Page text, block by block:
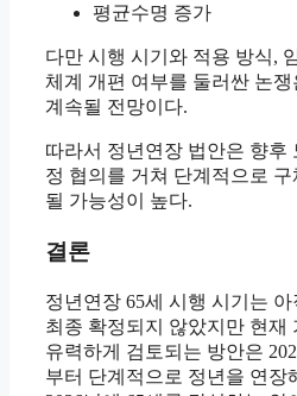
평균수명 증가
다만 시행 시기와 적용 방식,
체계 개편 여부를 둘러싼 논쟁
계속될 전망이다.
따라서 정년연장 법안은 향후
정 협의를 거쳐 단계적으로 구
될 가능성이 높다.
결론
정년연장 65세 시행 시기는 아
최종 확정되지 않았지만 현재
유력하게 검토되는 방안은
부터 단계적으로 정년을 연장